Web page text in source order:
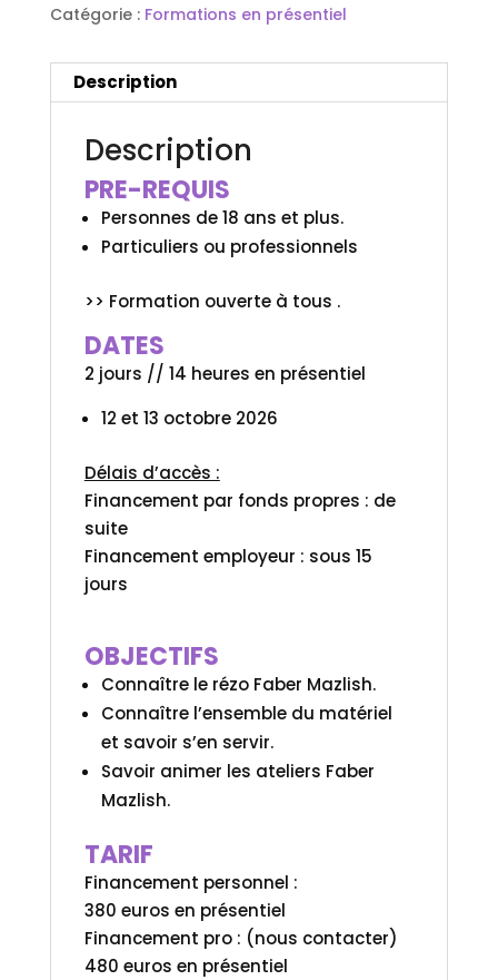
Catégorie : Formations en présentiel
Description
Description
PRE-REQUIS
Personnes de 18 ans et plus.
Particuliers ou professionnels
>> Formation ouverte à tous .
DATES
2 jours // 14 heures en présentiel
12 et 13 octobre 2026
Délais d’accès :
Financement par fonds propres : de
suite
Financement employeur : sous 15
jours
OBJECTIFS
Connaître le rézo Faber Mazlish.
Connaître l’ensemble du matériel
et savoir s’en servir.
Savoir animer les ateliers Faber
Mazlish.
TARIF
Financement personnel :
380 euros en présentiel
Financement pro : (nous contacter)
480 euros en présentiel